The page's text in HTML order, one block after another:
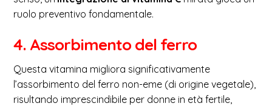
ruolo preventivo fondamentale.
4. Assorbimento del ferro
Questa vitamina migliora significativamente
l’assorbimento del ferro non-eme (di origine vegetale),
risultando imprescindibile per donne in età fertile,